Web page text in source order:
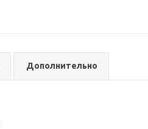
Дополнительно